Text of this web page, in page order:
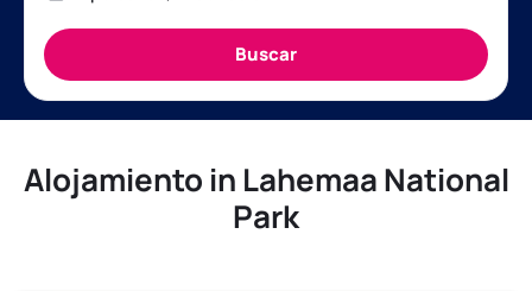
Alojamiento in Lahemaa National
Park